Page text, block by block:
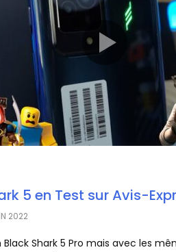
5 en Test sur Avis-
2022
Black Shark 5 Pro mais avec les